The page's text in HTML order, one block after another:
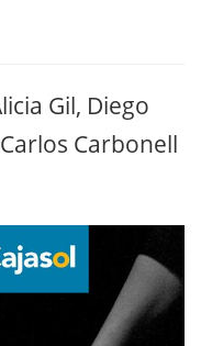
Gil, Diego
Carbonell